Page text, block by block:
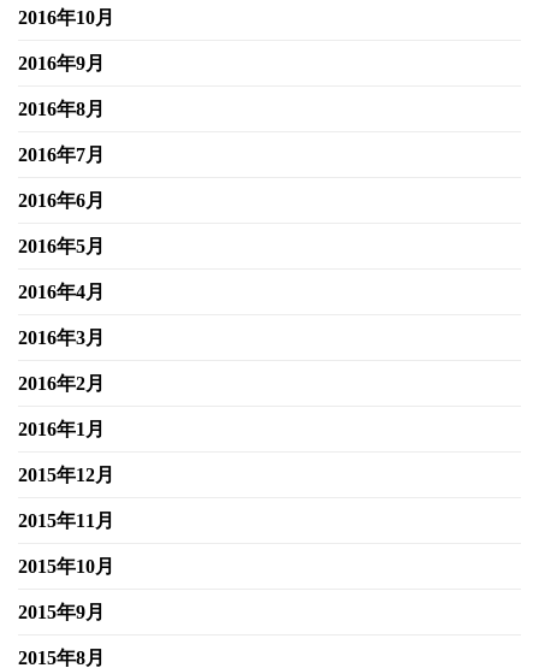
2016年10月
2016年9月
2016年8月
2016年7月
2016年6月
2016年5月
2016年4月
2016年3月
2016年2月
2016年1月
2015年12月
2015年11月
2015年10月
2015年9月
2015年8月